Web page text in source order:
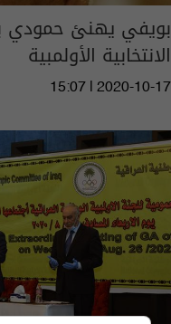
بويفي يهنئ حمودي
الانتخابية الأولمبية
15:07 | 2020-10-17